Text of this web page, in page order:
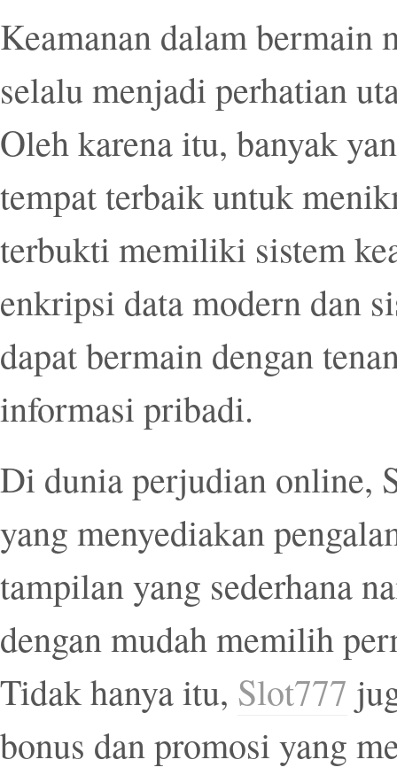
Keamanan dalam bermain
selalu menjadi perhatian
Oleh karena itu, banyak
tempat terbaik untuk
terbukti memiliki sistem
enkripsi data modern dan
dapat bermain dengan
informasi pribadi.
Di dunia perjudian online,
yang menyediakan
tampilan yang sederhana
dengan mudah memilih
Tidak hanya itu, Slot777
bonus dan promosi yang